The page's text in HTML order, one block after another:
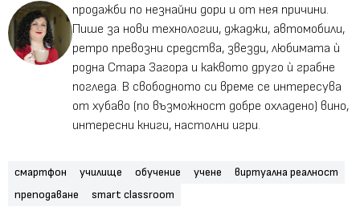
продажби по незнайни дори и от нея причини.
Пише за нови технологии, джаджи, автомобили,
ретро превозни средства, звезди, любимата ѝ
родна Стара Загора и каквото друго ѝ грабне
погледа. В свободното си време се интересува
от хубаво (по възможност добре охладено) вино,
интересни книги, настолни игри.
смартфон училище обучение учене
виртуална реалност
преподаване
smart classroom